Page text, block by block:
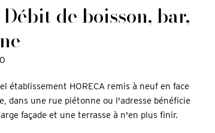
de boisson, bar,
établissement HORECA remis à neuf en face
dans une rue piétonne ou l'adresse bénéficie
façade et une terrasse à n'en plus finir.